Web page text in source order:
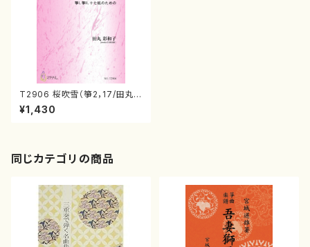
T2906 桜吹雪（箏2，17/田丸
彩和子/楽譜）
¥1,430
同じカテゴリの商品